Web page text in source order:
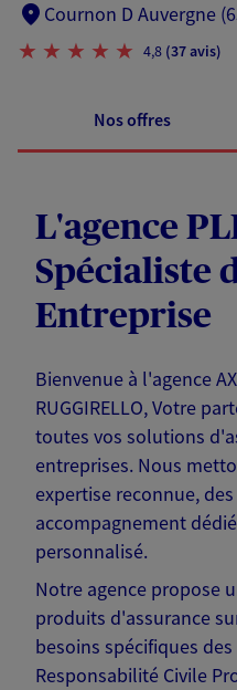
Cournon D Auvergne
4,8 (37 avis)
Nos offres
L'agence
Spécialiste
Entreprise
Bienvenue à l'agence
RUGGIRELLO, Votre
toutes vos solutions
entreprises. Nous
expertise reconnue,
accompagnement
personnalisé.
Notre agence propose
produits d'assurance
besoins spécifiques
Responsabilité Civile